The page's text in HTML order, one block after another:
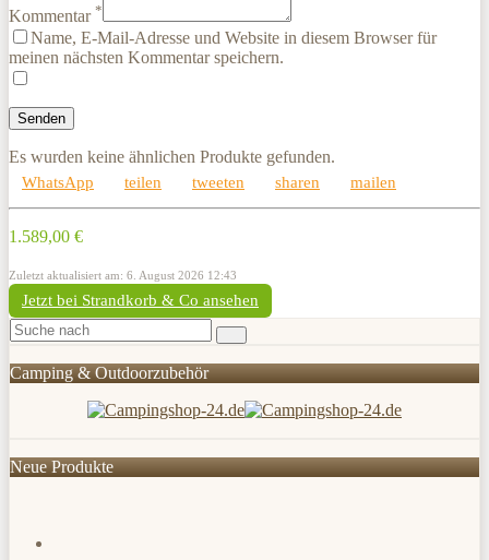
Kommentar *
Name, E-Mail-Adresse und Website in diesem Browser für
meinen nächsten Kommentar speichern.
Es wurden keine ähnlichen Produkte gefunden.
WhatsApp teilen tweeten sharen mailen
1.589,00 €
Zuletzt aktualisiert am: 6. August 2026 12:43
Jetzt bei Strandkorb & Co ansehen
Camping & Outdoorzubehör
Neue Produkte